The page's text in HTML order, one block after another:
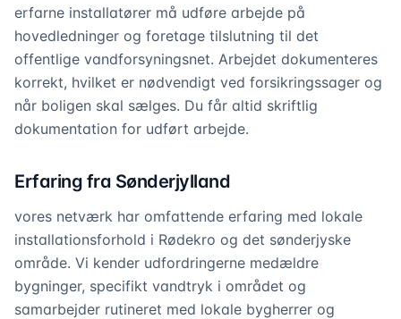
erfarne installatører må udføre arbejde på
hovedledninger og foretage tilslutning til det
offentlige vandforsyningsnet. Arbejdet dokumenteres
korrekt, hvilket er nødvendigt ved forsikringssager og
når boligen skal sælges. Du får altid skriftlig
dokumentation for udført arbejde.
Erfaring fra Sønderjylland
vores netværk har omfattende erfaring med lokale
installationsforhold i Rødekro og det sønderjyske
område. Vi kender udfordringerne medældre
bygninger, specifikt vandtryk i området og
samarbejder rutineret med lokale bygherrer og